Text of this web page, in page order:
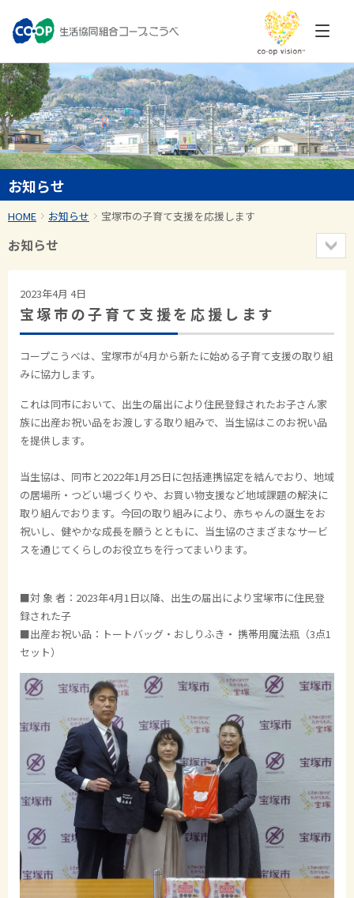
お知らせ
HOME お知らせ 宝塚市の子育て支援を応援します
お知らせ
2023年4月 4日
宝塚市の子育て支援を応援します
コープこうべは、宝塚市が4月から新たに始める子育て支援の取り組
みに協力します。
これは同市において、出生の届出により住民登録されたお子さん家
族に出産お祝い品をお渡しする取り組みで、当生協はこのお祝い品
を提供します。
当生協は、同市と2022年1月25日に包括連携協定を結んでおり、地域
の居場所・つどい場づくりや、お買い物支援など地域課題の解決に
取り組んでおります。今回の取り組みにより、赤ちゃんの誕生をお
祝いし、健やかな成長を願うとともに、当生協のさまざまなサービ
スを通じてくらしのお役立ちを行ってまいります。
■対 象 者： 2023年4月1日以降、出生の届出により宝塚市に住民登
録された子
■出産お祝い品：トートバッグ・おしりふき・ 携帯用魔法瓶（3点1
セット）